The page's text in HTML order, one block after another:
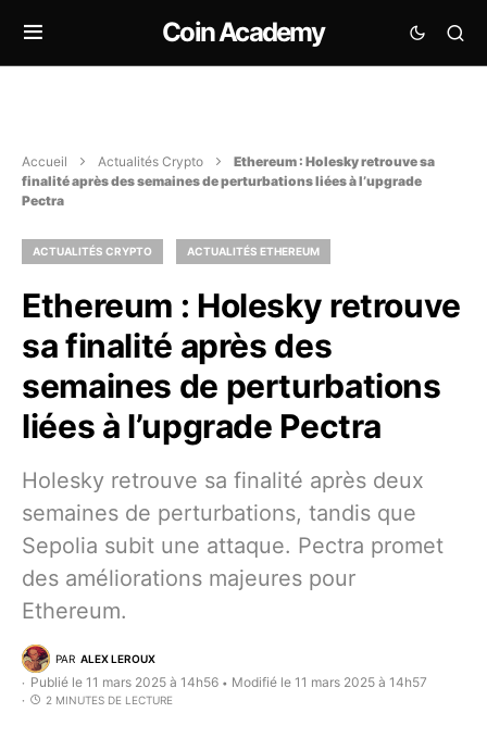
Coin Academy
Accueil Actualités Crypto
Ethereum : Holesky retrouve sa
finalité après des semaines de perturbations liées à l’upgrade
Pectra
ACTUALITÉS CRYPTO ACTUALITÉS ETHEREUM
Ethereum : Holesky retrouve
sa finalité après des
semaines de perturbations
liées à l’upgrade Pectra
Holesky retrouve sa finalité après deux
semaines de perturbations, tandis que
Sepolia subit une attaque. Pectra promet
des améliorations majeures pour
Ethereum.
PAR ALEX LEROUX
Publié le 11 mars 2025 à 14h56 • Modifié le 11 mars 2025 à 14h57
2 MINUTES DE LECTURE